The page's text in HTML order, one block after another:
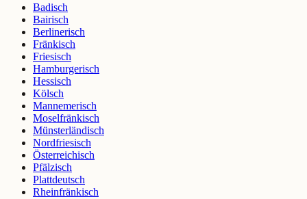
Badisch
Bairisch
Berlinerisch
Fränkisch
Friesisch
Hamburgerisch
Hessisch
Kölsch
Mannemerisch
Moselfränkisch
Münsterländisch
Nordfriesisch
Österreichisch
Pfälzisch
Plattdeutsch
Rheinfränkisch